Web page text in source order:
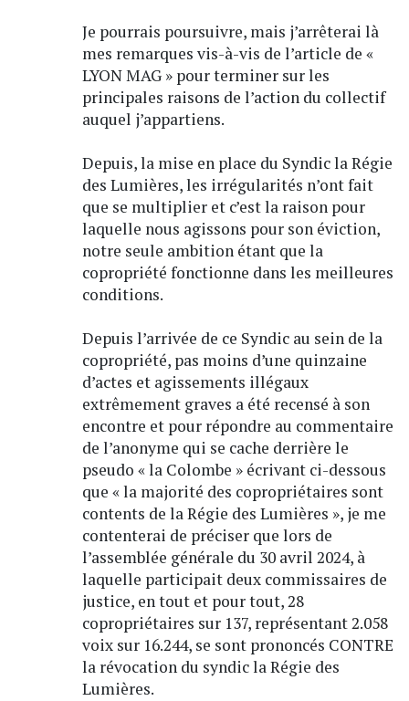
Je pourrais poursuivre, mais j’arrêterai là
mes remarques vis-à-vis de l’article de «
LYON MAG » pour terminer sur les
principales raisons de l’action du collectif
auquel j’appartiens.
Depuis, la mise en place du Syndic la Régie
des Lumières, les irrégularités n’ont fait
que se multiplier et c’est la raison pour
laquelle nous agissons pour son éviction,
notre seule ambition étant que la
copropriété fonctionne dans les meilleures
conditions.
Depuis l’arrivée de ce Syndic au sein de la
copropriété, pas moins d’une quinzaine
d’actes et agissements illégaux
extrêmement graves a été recensé à son
encontre et pour répondre au commentaire
de l’anonyme qui se cache derrière le
pseudo « la Colombe » écrivant ci-dessous
que « la majorité des copropriétaires sont
contents de la Régie des Lumières », je me
contenterai de préciser que lors de
l’assemblée générale du 30 avril 2024, à
laquelle participait deux commissaires de
justice, en tout et pour tout, 28
copropriétaires sur 137, représentant 2.058
voix sur 16.244, se sont prononcés CONTRE
la révocation du syndic la Régie des
Lumières.